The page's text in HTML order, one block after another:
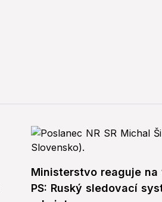
Ministerstvo reaguje na
PS: Ruský sledovací